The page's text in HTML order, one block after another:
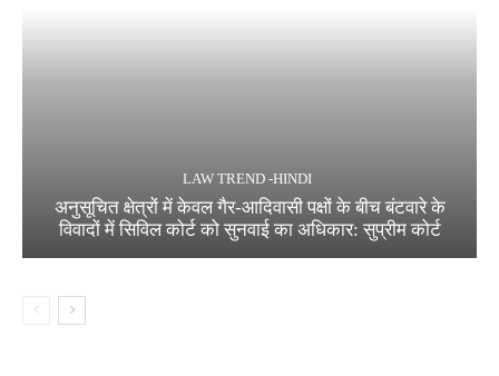
LAW TREND -HINDI
अनुसूचित क्षेत्रों में केवल गैर-आदिवासी पक्षों के बीच बंटवारे के
विवादों में सिविल कोर्ट को सुनवाई का अधिकार: सुप्रीम कोर्ट